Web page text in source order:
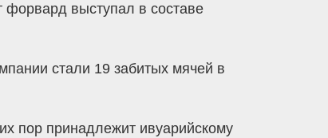
выступал в составе
стали 19 забитых мячей в
пор принадлежит ивуарийскому